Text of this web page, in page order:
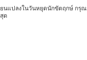
ยนแปลงในวันหยุดนักขัตฤกษ์ กรุ
ด